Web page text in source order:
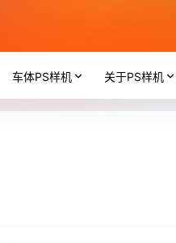
车体PS样机 关于PS样机